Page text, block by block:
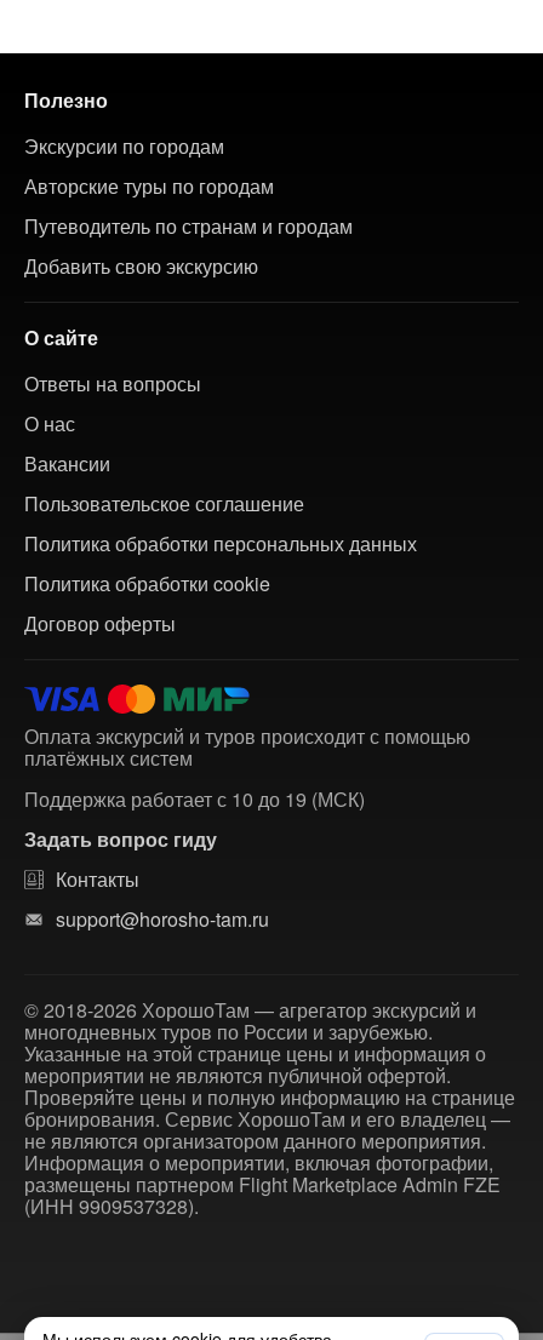
Полезно
Экскурсии по городам
Авторские туры по городам
Путеводитель по странам и городам
Добавить свою экскурсию
О сайте
Ответы на вопросы
О нас
Вакансии
Пользовательское соглашение
Политика обработки персональных данных
Политика обработки cookie
Договор оферты
Оплата экскурсий и туров происходит с помощью
платёжных систем
Поддержка работает с 10 до 19 (МСК)
Задать вопрос гиду
Контакты
support@horosho-tam.ru
© 2018-2026 ХорошоТам — агрегатор экскурсий и
многодневных туров по России и зарубежью.
Указанные на этой странице цены и информация о
мероприятии не являются публичной офертой.
Проверяйте цены и полную информацию на странице
бронирования. Сервис ХорошоТам и его владелец —
не являются организатором данного мероприятия.
Информация о мероприятии, включая фотографии,
размещены партнером Flight Marketplace Admin FZE
(ИНН 9909537328).